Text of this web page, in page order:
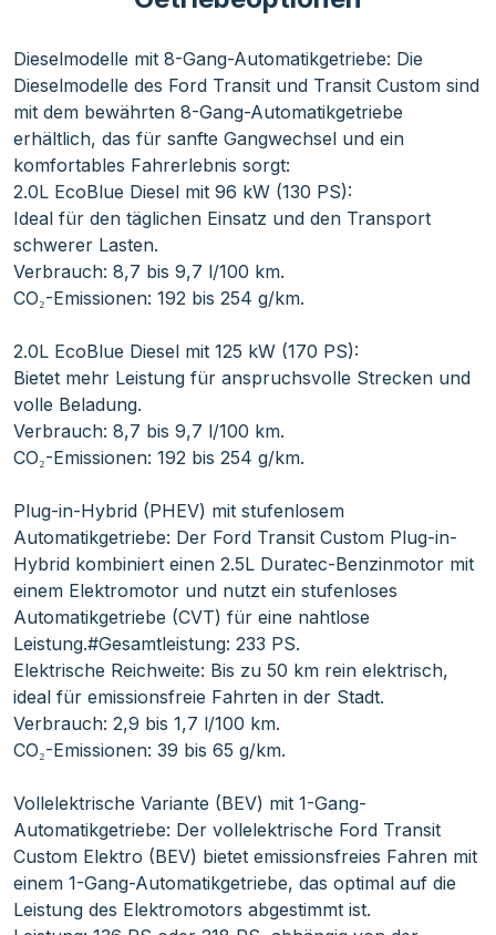
Dieselmodelle mit 8-Gang-Automatikgetriebe: Die
Dieselmodelle des Ford Transit und Transit Custom sind
mit dem bewährten 8-Gang-Automatikgetriebe
erhältlich, das für sanfte Gangwechsel und ein
komfortables Fahrerlebnis sorgt:
2.0L EcoBlue Diesel mit 96 kW (130 PS):
Ideal für den täglichen Einsatz und den Transport
schwerer Lasten.
Verbrauch: 8,7 bis 9,7 l/100 km.
CO₂-Emissionen: 192 bis 254 g/km.
2.0L EcoBlue Diesel mit 125 kW (170 PS):
Bietet mehr Leistung für anspruchsvolle Strecken und
volle Beladung.
Verbrauch: 8,7 bis 9,7 l/100 km.
CO₂-Emissionen: 192 bis 254 g/km.
Plug-in-Hybrid (PHEV) mit stufenlosem
Automatikgetriebe: Der Ford Transit Custom Plug-in-
Hybrid kombiniert einen 2.5L Duratec-Benzinmotor mit
einem Elektromotor und nutzt ein stufenloses
Automatikgetriebe (CVT) für eine nahtlose
Leistung.#Gesamtleistung: 233 PS.
Elektrische Reichweite: Bis zu 50 km rein elektrisch,
ideal für emissionsfreie Fahrten in der Stadt.
Verbrauch: 2,9 bis 1,7 l/100 km.
CO₂-Emissionen: 39 bis 65 g/km.
Vollelektrische Variante (BEV) mit 1-Gang-
Automatikgetriebe: Der vollelektrische Ford Transit
Custom Elektro (BEV) bietet emissionsfreies Fahren mit
einem 1-Gang-Automatikgetriebe, das optimal auf die
Leistung des Elektromotors abgestimmt ist.